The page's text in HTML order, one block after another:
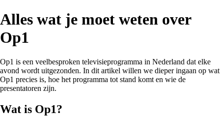
Alles wat je moet weten over
Op1
Op1 is een veelbesproken televisieprogramma in Nederland dat elke
avond wordt uitgezonden. In dit artikel willen we dieper ingaan op wat
Op1 precies is, hoe het programma tot stand komt en wie de
presentatoren zijn.
Wat is Op1?